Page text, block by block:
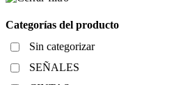
Categorías del producto
Sin categorizar
SEÑALES